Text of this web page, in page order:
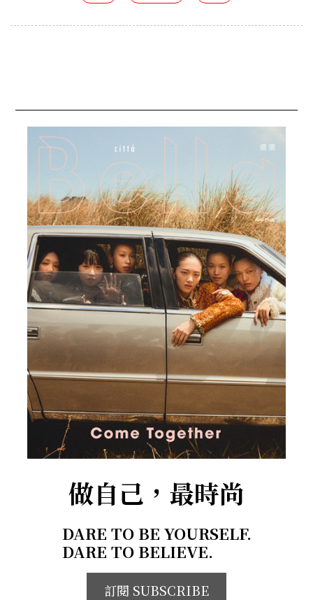
做自己，最時尚
DARE TO BE YOURSELF.
DARE TO BELIEVE.
訂閱 SUBSCRIBE